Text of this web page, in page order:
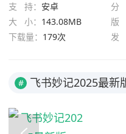
支 持： 安卓 分
大 小： 143.08MB 版
下载量： 179次 发
# 飞书妙记2025最新